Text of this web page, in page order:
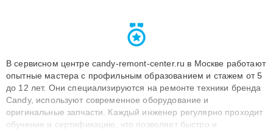
В сервисном центре candy-remont-center.ru в Москве работают
опытные мастера с профильным образованием и стажем от 5
до 12 лет. Они специализируются на ремонте техники бренда
Candy, используют современное оборудование и
оригинальные запчасти. Каждый инженер регулярно проходит
обучение и сертификацию, что позволяет быстро и